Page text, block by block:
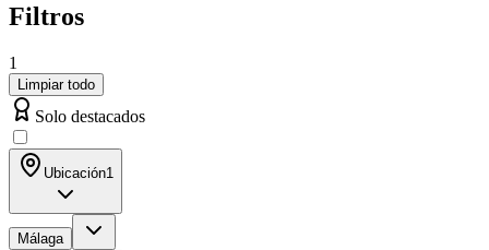
Filtros
1
Limpiar todo
Solo destacados
Ubicación1
Málaga